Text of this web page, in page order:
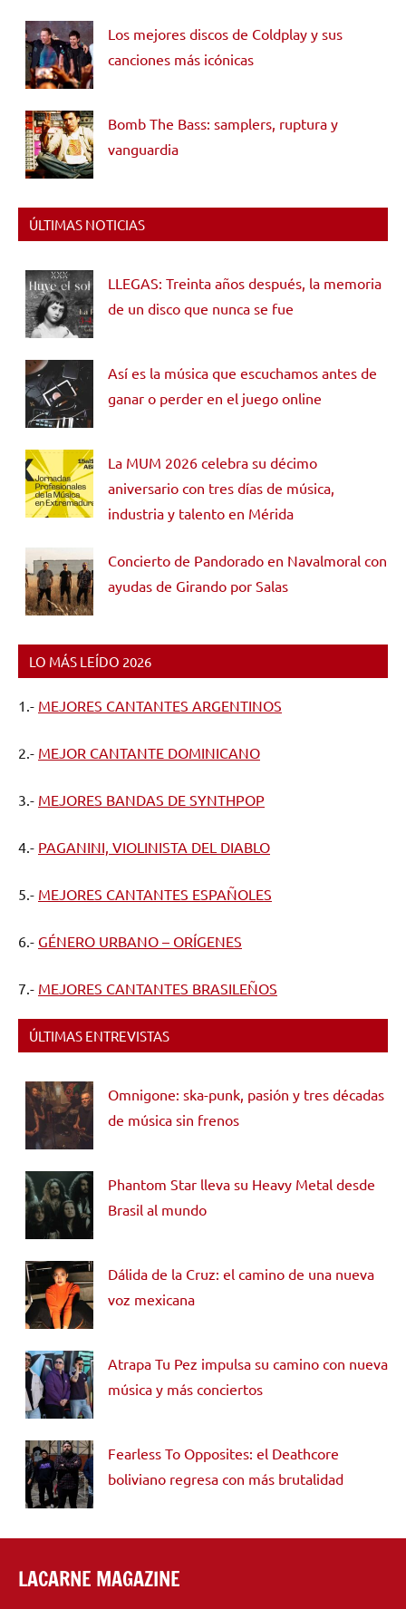
Los mejores discos de Coldplay y sus
canciones más icónicas
Bomb The Bass: samplers, ruptura y
vanguardia
ÚLTIMAS NOTICIAS
LLEGAS: Treinta años después, la memoria
de un disco que nunca se fue
Así es la música que escuchamos antes de
ganar o perder en el juego online
La MUM 2026 celebra su décimo
aniversario con tres días de música,
industria y talento en Mérida
Concierto de Pandorado en Navalmoral con
ayudas de Girando por Salas
LO MÁS LEÍDO 2026
1.- MEJORES CANTANTES ARGENTINOS
2.- MEJOR CANTANTE DOMINICANO
3.- MEJORES BANDAS DE SYNTHPOP
4.- PAGANINI, VIOLINISTA DEL DIABLO
5.- MEJORES CANTANTES ESPAÑOLES
6.- GÉNERO URBANO – ORÍGENES
7.- MEJORES CANTANTES BRASILEÑOS
ÚLTIMAS ENTREVISTAS
Omnigone: ska-punk, pasión y tres décadas
de música sin frenos
Phantom Star lleva su Heavy Metal desde
Brasil al mundo
Dálida de la Cruz: el camino de una nueva
voz mexicana
Atrapa Tu Pez impulsa su camino con nueva
música y más conciertos
Fearless To Opposites: el Deathcore
boliviano regresa con más brutalidad
LACARNE MAGAZINE